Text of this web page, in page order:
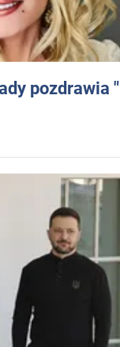
pozdrawia